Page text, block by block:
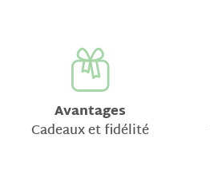
Avantages
Cadeaux et fidélité